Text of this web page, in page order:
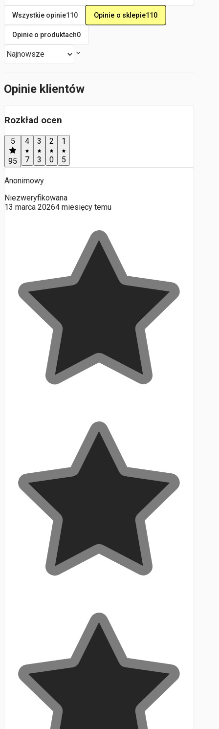
Wszystkie opinie110 Opinie o sklepie110
Opinie o produktach0
Opinie klientów
Rozkład ocen
5
95
4
7
3
3
2
0
1
5
Anonimowy
Niezweryfikowana
13 marca 20264 miesięcy temu